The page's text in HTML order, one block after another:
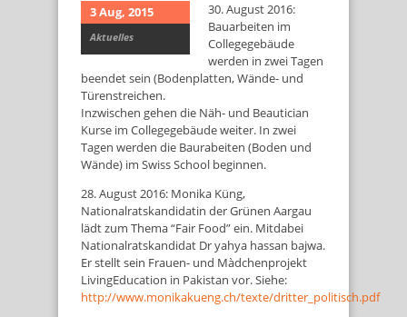
3 Aug, 2015
Aktuelles
30. August 2016:
Bauarbeiten im
Collegegebäude
werden in zwei Tagen
beendet sein (Bodenplatten, Wände- und
Türenstreichen.
Inzwischen gehen die Näh- und Beautician
Kurse im Collegegebäude weiter. In zwei
Tagen werden die Baurabeiten (Boden und
Wände) im Swiss School beginnen.
28. August 2016: Monika Küng,
Nationalratskandidatin der Grünen Aargau
lädt zum Thema “Fair Food” ein. Mitdabei
Nationalratskandidat Dr yahya hassan bajwa.
Er stellt sein Frauen- und Màdchenprojekt
LivingEducation in Pakistan vor. Siehe:
http://www.monikakueng.ch/texte/dritter_politisch.pdf